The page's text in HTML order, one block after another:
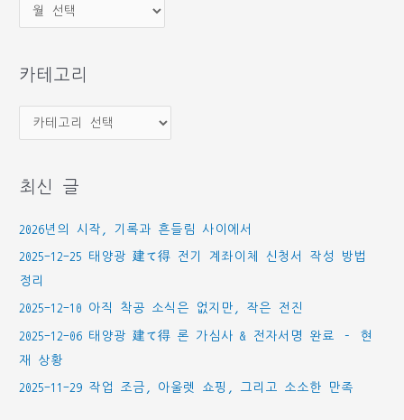
관
카테고리
테
리
최신 글
2026년의 시작, 기록과 흔들림 사이에서
2025-12-25 태양광 建て得 전기 계좌이체 신청서 작성 방법
정리
2025-12-10 아직 착공 소식은 없지만, 작은 전진
2025-12-06 태양광 建て得 론 가심사 & 전자서명 완료 – 현
재 상황
2025-11-29 작업 조금, 아울렛 쇼핑, 그리고 소소한 만족